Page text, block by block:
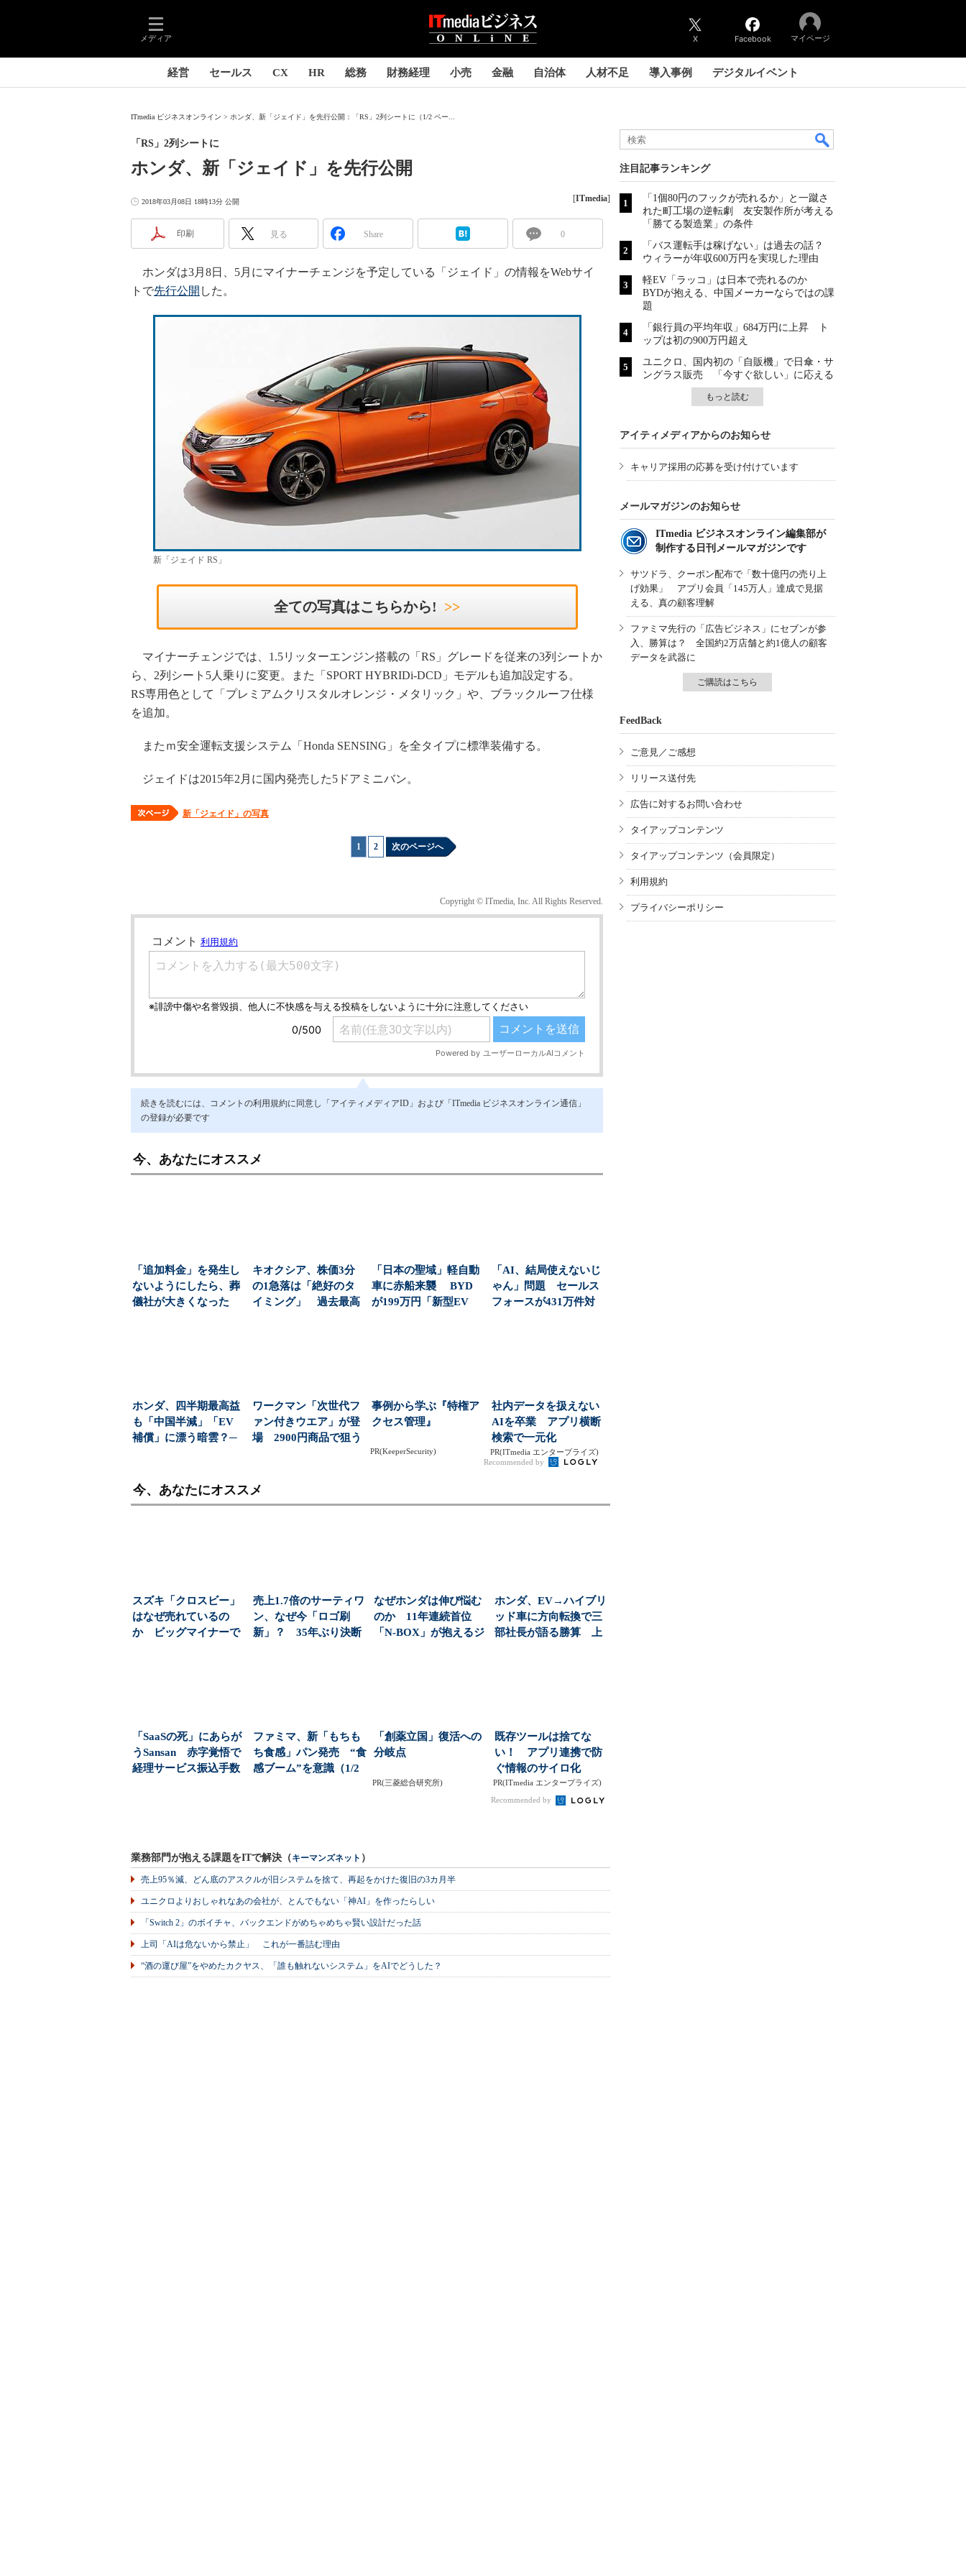
メディア X Facebook マイページ
経営 セールス CX HR 総務 財務経理 小売 金融 自治体 人材不足 導入事例 デジタルイベント
ITmedia ビジネスオンライン ホンダ、新「ジェイド」を先行公開：「RS」2列シートに（1/2 ペー...
ホンダ、新「ジェイド」を先行公開
「RS」2列シートに
2018年03月08日 18時13分 公開 [ITmedia]
印刷 見る Share 0
ホンダは3月8日、5月にマイナーチェンジを予定している「ジェイド」の情報をWebサイ
トで先行公開 した。
新「ジェイド RS」
全ての写真はこちらから!
マイナーチェンジでは、1.5リッターエンジン搭載の「RS」グレードを従来の3列シートか
ら、2列シート5人乗りに変更。また「SPORT HYBRIDi-DCD」モデルも追加設定する。
RS専用色として「プレミアムクリスタルオレンジ・メタリック」や、ブラックルーフ仕様
を追加。
またｍ安全運転支援システム「Honda SENSING」を全タイプに標準装備する。
ジェイドは2015年2月に国内発売した5ドアミニバン。
新「ジェイド」の写真
1 2 次のページへ
Copyright © ITmedia, Inc. All Rights Reserved.
続きを読むには、コメントの利用規約に同意し「アイティメディアID」および「ITmedia ビジネスオンライン通信」
の登録が必要です
今、あなたにオススメ
「追加料金」を発生し
ないようにしたら、葬
儀社が大きくなった
キオクシア、株価3分
の1急落は「絶好のタ
イミング」 過去最高
「日本の聖域」軽自動
車に赤船来襲 BYD
が199万円「新型EV
「AI、結局使えないじ
ゃん」問題 セールス
フォースが431万件対
ホンダ、四半期最高益
も「中国半減」「EV
補償」に漂う暗雲？─
ワークマン「次世代フ
ァン付きウエア」が登
場 2900円商品で狙う
事例から学ぶ『特権ア
クセス管理』
PR(KeeperSecurity)
社内データを扱えない
AIを卒業 アプリ横断
検索で一元化
PR(ITmedia エンタープライズ)
Recommended by
今、あなたにオススメ
スズキ「クロスビー」
はなぜ売れているの
か ビッグマイナーで
売上1.7倍のサーティワ
ン、なぜ今「ロゴ刷
新」？ 35年ぶり決断
なぜホンダは伸び悩む
のか 11年連続首位
「N-BOX」が抱えるジ
ホンダ、EV→ハイブリ
ッド車に方向転換で三
部社長が語る勝算 上
「SaaSの死」にあらが
うSansan 赤字覚悟で
経理サービス振込手数
ファミマ、新「もちも
ち食感」パン発売 “食
感ブーム”を意識（1/2
「創薬立国」復活への
分岐点
PR(三菱総合研究所)
既存ツールは捨てな
い！ アプリ連携で防
ぐ情報のサイロ化
PR(ITmedia エンタープライズ)
Recommended by
業務部門が抱える課題をITで解決（キーマンズネット ）
売上95％減、どん底のアスクルが旧システムを捨て、再起をかけた復旧の3カ月半
ユニクロよりおしゃれなあの会社が、とんでもない「神AI」を作ったらしい
「Switch 2」のボイチャ、バックエンドがめちゃめちゃ賢い設計だった話
上司「AIは危ないから禁止」 これが一番詰む理由
“酒の運び屋”をやめたカクヤス、「誰も触れないシステム」をAIでどうした？
注目記事ランキング
「1個80円のフックが売れるか」と一蹴さ
れた町工場の逆転劇 友安製作所が考える
「勝てる製造業」の条件
「バス運転手は稼げない」は過去の話？
ウィラーが年収600万円を実現した理由
軽EV「ラッコ」は日本で売れるのか
BYDが抱える、中国メーカーならではの課
題
「銀行員の平均年収」684万円に上昇 ト
ップは初の900万円超え
ユニクロ、国内初の「自販機」で日傘・サ
ングラス販売 「今すぐ欲しい」に応える
もっと読む
アイティメディアからのお知らせ
キャリア採用の応募を受け付けています
メールマガジンのお知らせ
ITmedia ビジネスオンライン編集部が
制作する日刊メールマガジンです
サツドラ、クーポン配布で「数十億円の売り上
げ効果」 アプリ会員「145万人」達成で見据
える、真の顧客理解
ファミマ先行の「広告ビジネス」にセブンが参
入、勝算は？ 全国約2万店舗と約1億人の顧客
データを武器に
ご購読はこちら
FeedBack
ご意見／ご感想
リリース送付先
広告に対するお問い合わせ
タイアップコンテンツ
タイアップコンテンツ（会員限定）
利用規約
プライバシーポリシー